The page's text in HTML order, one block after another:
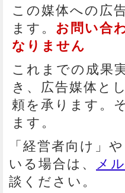
この媒体への広
ます。 お問い合
なりません
これまでの成果
き、広告媒体と
頼を承ります。
ます。
「経営者向け」
いる場合は、
メ
談ください。